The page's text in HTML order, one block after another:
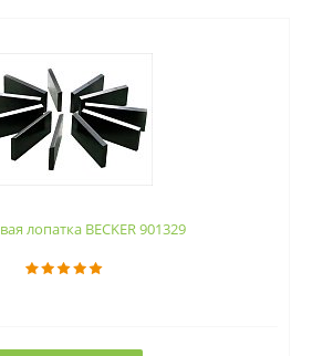
лопатка BECKER 901329